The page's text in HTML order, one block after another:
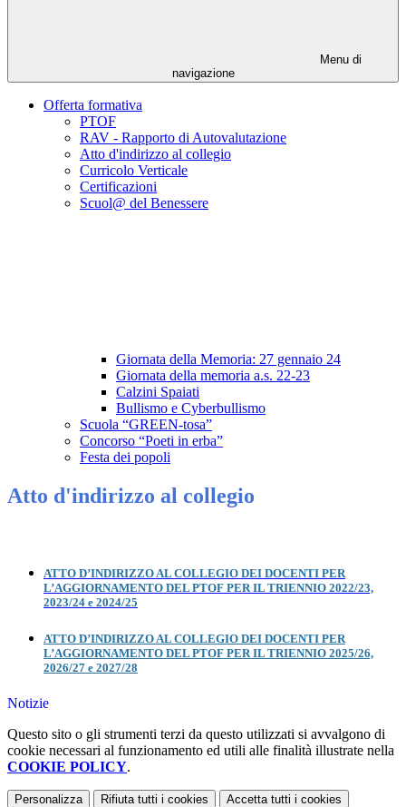
Menu di
navigazione
Offerta formativa
PTOF
RAV - Rapporto di Autovalutazione
Atto d'indirizzo al collegio
Curricolo Verticale
Certificazioni
Scuol@ del Benessere
Giornata della Memoria: 27 gennaio 24
Giornata della memoria a.s. 22-23
Calzini Spaiati
Bullismo e Cyberbullismo
Scuola “GREEN-tosa”
Concorso “Poeti in erba”
Festa dei popoli
Atto d'indirizzo al collegio
ATTO D’INDIRIZZO AL COLLEGIO DEI DOCENTI PER
L’AGGIORNAMENTO DEL PTOF PER IL TRIENNIO 2022/23,
2023/24 e 2024/25
ATTO D’INDIRIZZO AL COLLEGIO DEI DOCENTI PER
L’AGGIORNAMENTO DEL PTOF PER IL TRIENNIO 2025/26,
2026/27 e 2027/28
Notizie
Questo sito o gli strumenti terzi da questo utilizzati si avvalgono di
cookie necessari al funzionamento ed utili alle finalità illustrate nella
COOKIE POLICY.
Personalizza Rifiuta tutti i cookies Accetta tutti i cookies